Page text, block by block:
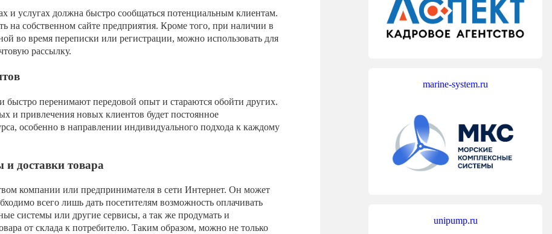
и услугах должна быстро сообщаться потенциальным клиентам.
на собственном сайте предприятия. Кроме того, при наличии в
во время переписки или регистрации, можно использовать для
рассылку.
перенимают передовой опыт и стараются обойти других.
и привлечения новых клиентов будет постоянное
особенно в направлении индивидуального подхода к каждому
и доставки товара
компании или предпринимателя в сети Интернет. Он может
всего лишь дать посетителям возможность оплачивать
системы или другие сервисы, а так же продумать и
от склада к потребителю. Таким образом, можно не только
marine-system.ru
unipump.ru